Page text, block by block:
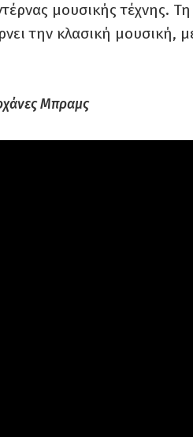
μουσικής τέχνης.
την κλασική μουσική,
Μπραμς